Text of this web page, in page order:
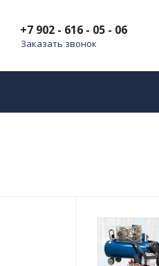
+7 902 - 616 - 05 - 06
Заказать звонок